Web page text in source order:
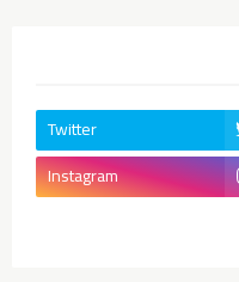
Twitter
Instagram